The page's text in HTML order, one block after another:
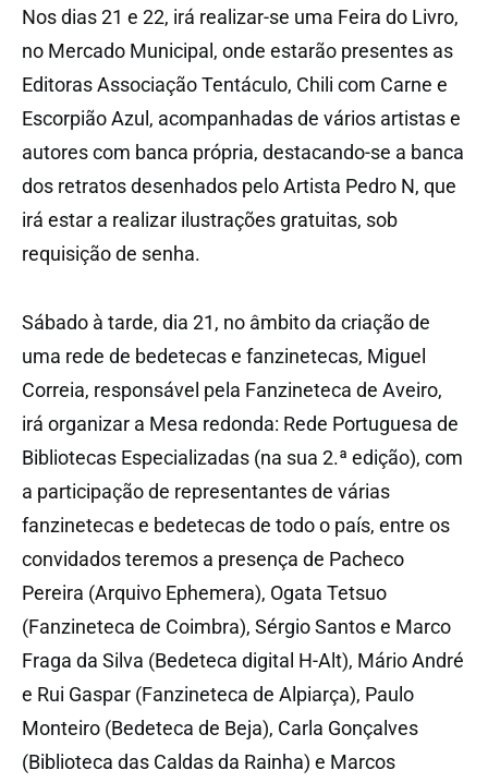
Nos dias 21 e 22, irá realizar-se uma Feira do Livro,
no Mercado Municipal, onde estarão presentes as
Editoras Associação Tentáculo, Chili com Carne e
Escorpião Azul, acompanhadas de vários artistas e
autores com banca própria, destacando-se a banca
dos retratos desenhados pelo Artista Pedro N, que
irá estar a realizar ilustrações gratuitas, sob
requisição de senha.
Sábado à tarde, dia 21, no âmbito da criação de
uma rede de bedetecas e fanzinetecas, Miguel
Correia, responsável pela Fanzineteca de Aveiro,
irá organizar a Mesa redonda: Rede Portuguesa de
Bibliotecas Especializadas (na sua 2.ª edição), com
a participação de representantes de várias
fanzinetecas e bedetecas de todo o país, entre os
convidados teremos a presença de Pacheco
Pereira (Arquivo Ephemera), Ogata Tetsuo
(Fanzineteca de Coimbra), Sérgio Santos e Marco
Fraga da Silva (Bedeteca digital H-Alt), Mário André
e Rui Gaspar (Fanzineteca de Alpiarça), Paulo
Monteiro (Bedeteca de Beja), Carla Gonçalves
(Biblioteca das Caldas da Rainha) e Marcos